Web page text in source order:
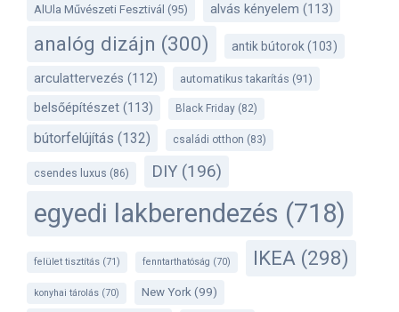
AlUla Művészeti Fesztivál (95) alvás kényelem (113)
analóg dizájn (300) antik bútorok (103)
arculattervezés (112) automatikus takarítás (91)
belsőépítészet (113) Black Friday (82)
bútorfelújítás (132) családi otthon (83)
csendes luxus (86) DIY (196)
egyedi lakberendezés (718)
felület tisztítás (71) fenntarthatóság (70) IKEA (298)
konyhai tárolás (70) New York (99)